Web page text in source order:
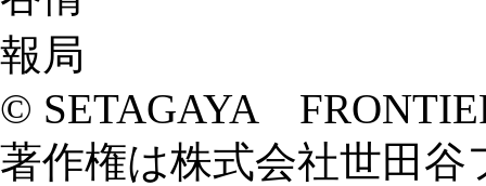
© SETAGAYA
著作権は株式会社世田